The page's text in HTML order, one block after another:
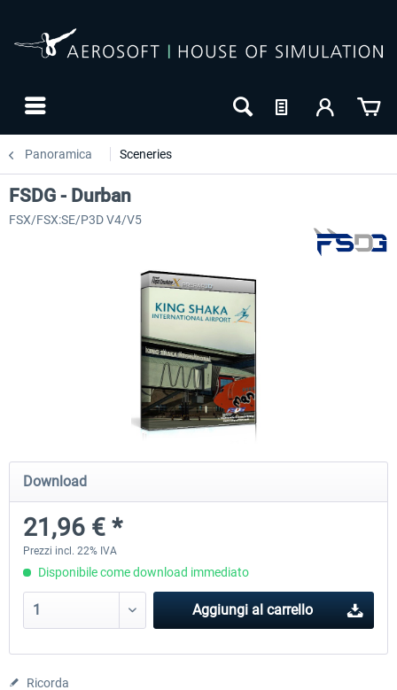
Panoramica Sceneries
Mega Airport Frankfurt V2.0
30,71 € *
Mega Airport Berlin
FSDG - Durban
FSX/FSX:SE/P3D V4/V5
Download
21,96 € *
Prezzi incl. 22% IVA
Disponibile come download immediato
Aggiungi al carrello
Ricorda